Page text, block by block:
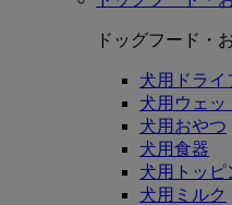
ドッグフード・
犬用ドライ
犬用ウェ
犬用おやつ
犬用食器
犬用トッピ
犬用ミルク